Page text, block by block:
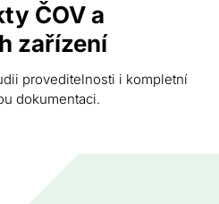
ČOV a
zařízení
proveditelnosti i kompletní
dokumentaci.